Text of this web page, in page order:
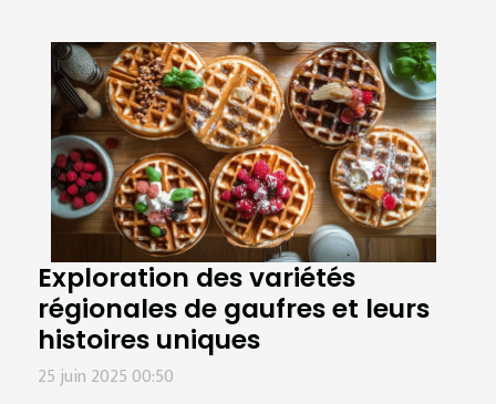
Exploration des variétés
régionales de gaufres et leurs
histoires uniques
25 juin 2025 00:50